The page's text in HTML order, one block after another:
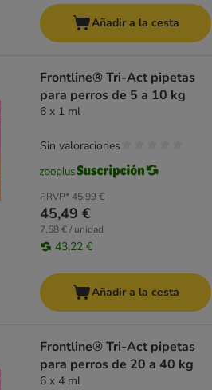
Añadir a la cesta
Frontline® Tri-Act pipetas
para perros de 5 a 10 kg
6 x 1 ml
PRVP*45,99 €
45,49 €
7,58 € / unidad
43,22 €
Sin valoraciones
Añadir a la cesta
Frontline® Tri-Act pipetas
para perros de 20 a 40 kg
6 x 4 ml